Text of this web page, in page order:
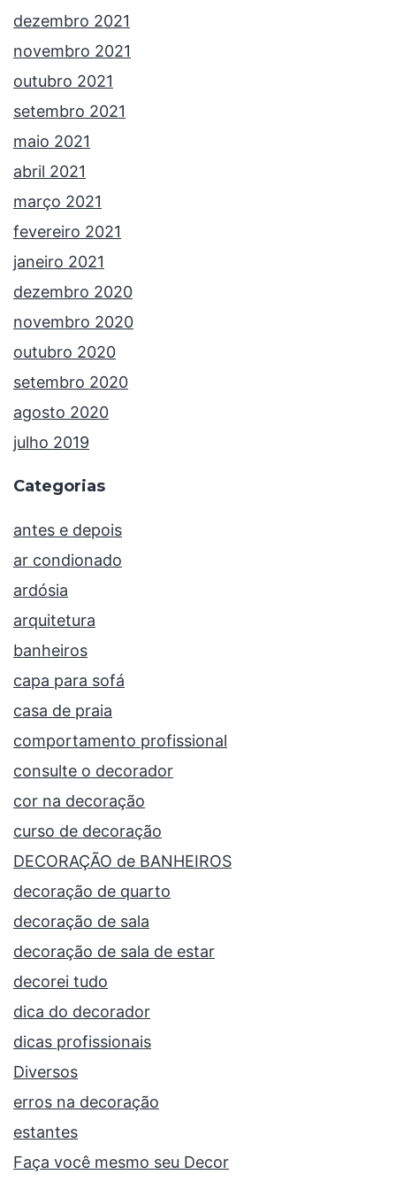
dezembro 2021
novembro 2021
outubro 2021
setembro 2021
maio 2021
abril 2021
março 2021
fevereiro 2021
janeiro 2021
dezembro 2020
novembro 2020
outubro 2020
setembro 2020
agosto 2020
julho 2019
Categorias
antes e depois
ar condionado
ardósia
arquitetura
banheiros
capa para sofá
casa de praia
comportamento profissional
consulte o decorador
cor na decoração
curso de decoração
DECORAÇÃO de BANHEIROS
decoração de quarto
decoração de sala
decoração de sala de estar
decorei tudo
dica do decorador
dicas profissionais
Diversos
erros na decoração
estantes
Faça você mesmo seu Decor